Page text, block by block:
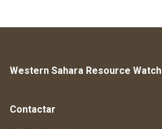
Western Sahara Resource Watch
Contactar